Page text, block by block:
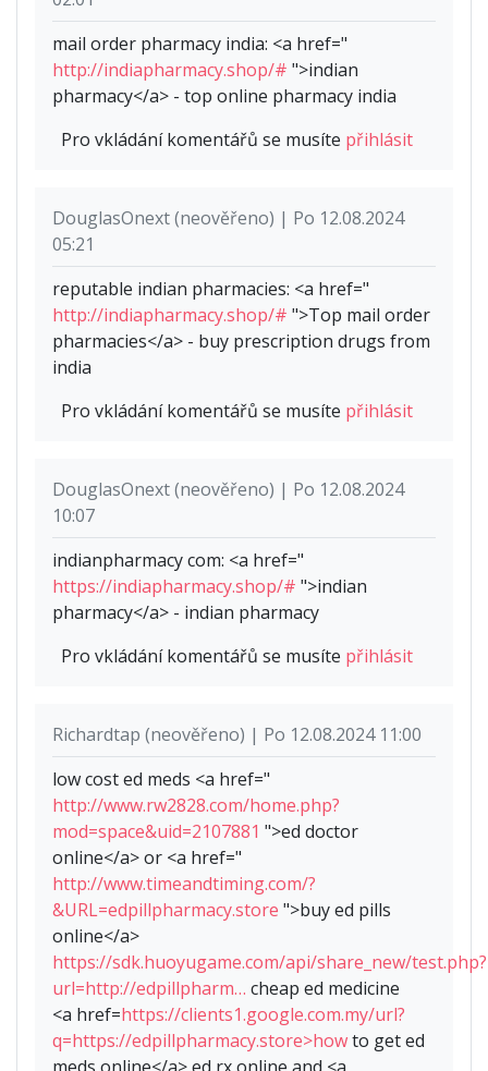
mail order pharmacy india: <a href="
http://indiapharmacy.shop/# ">indian
pharmacy</a> - top online pharmacy india
Pro vkládání komentářů se musíte přihlásit
DouglasOnext (neověřeno) | Po 12.08.2024
05:21
reputable indian pharmacies: <a href="
http://indiapharmacy.shop/# ">Top mail order
pharmacies</a> - buy prescription drugs from
india
Pro vkládání komentářů se musíte přihlásit
DouglasOnext (neověřeno) | Po 12.08.2024
10:07
indianpharmacy com: <a href="
https://indiapharmacy.shop/# ">indian
pharmacy</a> - indian pharmacy
Pro vkládání komentářů se musíte přihlásit
Richardtap (neověřeno) | Po 12.08.2024 11:00
low cost ed meds <a href="
http://www.rw2828.com/home.php?
mod=space&uid=2107881 ">ed doctor
online</a> or <a href="
http://www.timeandtiming.com/?
&URL=edpillpharmacy.store ">buy ed pills
online</a>
https://sdk.huoyugame.com/api/share_new/test.php?
url=http://edpillpharm… cheap ed medicine
<a href=https://clients1.google.com.my/url?
q=https://edpillpharmacy.store>howto get ed